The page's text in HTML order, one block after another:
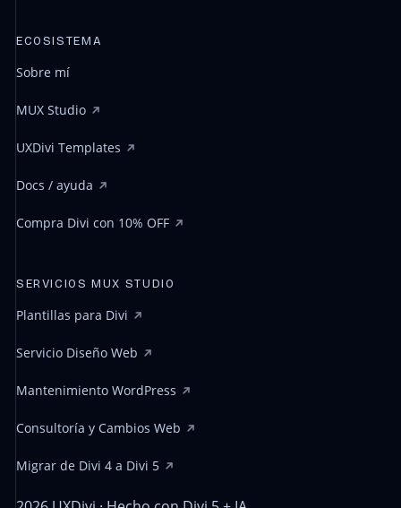
ECOSISTEMA
Sobre mí
MUX Studio
UXDivi Templates
Docs / ayuda
Compra Divi con 10% OFF
SERVICIOS MUX STUDIO
Plantillas para Divi
Servicio Diseño Web
Mantenimiento WordPress
Consultoría y Cambios Web
Migrar de Divi 4 a Divi 5